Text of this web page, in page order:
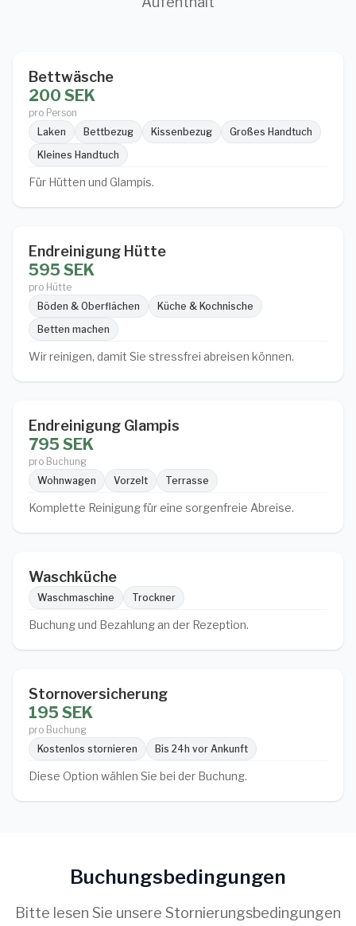
Bettwäsche
200 SEK
pro Person
Laken
Bettbezug Kissenbezug
Großes Handtuch
Kleines Handtuch
Für Hütten und Glampis.
Endreinigung Hütte
595 SEK
pro Hütte
Böden & Oberflächen
Küche & Kochnische
Betten machen
Wir reinigen, damit Sie stressfrei abreisen können.
Endreinigung Glampis
795 SEK
pro Buchung
Wohnwagen
Vorzelt Terrasse
Komplette Reinigung für eine sorgenfreie Abreise.
Waschküche
Waschmaschine Trockner
Buchung und Bezahlung an der Rezeption.
Stornoversicherung
195 SEK
pro Buchung
Kostenlos stornieren
Bis 24h vor Ankunft
Diese Option wählen Sie bei der Buchung.
Buchungsbedingungen
Bitte lesen Sie unsere Stornierungsbedingungen